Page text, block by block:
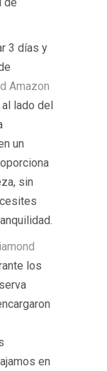
3 días y
Amazon
lado del
un
sin
los
en